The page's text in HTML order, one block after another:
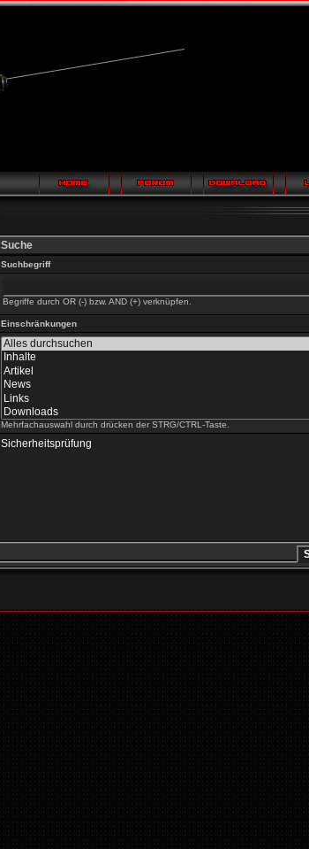
Suche
Suchbegriff
Begriffe durch OR (-) bzw. AND (+) verknüpfen.
Einschränkungen
Mehrfachauswahl durch drücken der STRG/CTRL-Taste.
Sicherheitsprüfung